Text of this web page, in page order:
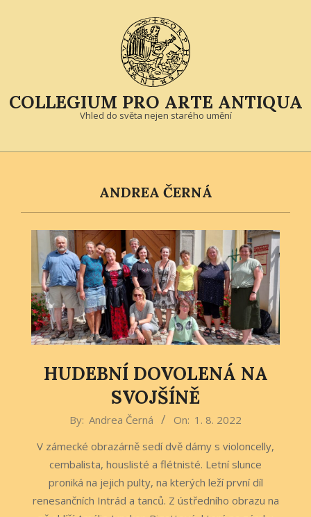
COLLEGIUM PRO ARTE ANTIQUA
Vhled do světa nejen starého umění
Primary
ANDREA ČERNÁ
HUDEBNÍ DOVOLENÁ NA
SVOJŠÍNĚ
01
By: Andrea Černá On: 1. 8. 2022
V zámecké obrazárně sedí dvě dámy s violoncelly,
cembalista, houslisté a flétnisté. Letní slunce
proniká na jejich pulty, na kterých leží první díl
renesančních Intrád a tanců. Z ústředního obrazu na